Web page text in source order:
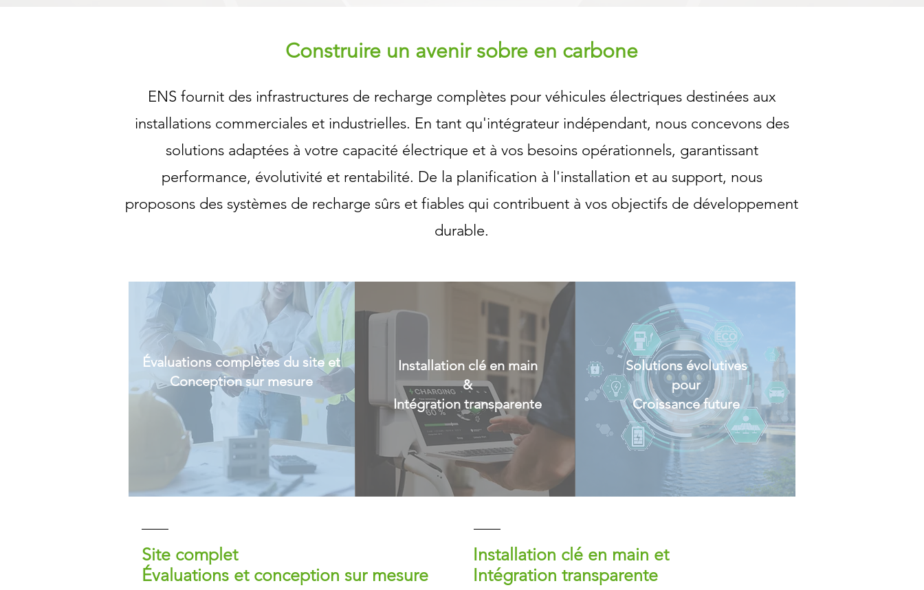
Construire un avenir sobre en carbone
ENS fournit des infrastructures de recharge complètes pour véhicules électriques destinées aux
installations commerciales et industrielles. En tant qu'intégrateur indépendant, nous concevons des
solutions adaptées à votre capacité électrique et à vos besoins opérationnels, garantissant
performance, évolutivité et rentabilité. De la planification à l'installation et au support, nous
proposons des systèmes de recharge sûrs et fiables qui contribuent à vos objectifs de développement
durable.
Évaluations complètes du site et
Conception sur mesure
Installation clé en main
&
Intégration transparente
Solutions évolutives
pour
Croissance future
Site complet
Évaluations et conception sur mesure
Installation clé en main et
Intégration transparente